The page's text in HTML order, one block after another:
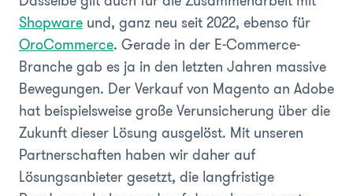
Shopware und, ganz neu seit 2022, ebenso für
OroCommerce. Gerade in der E-Commerce-
Branche gab es ja in den letzten Jahren massive
Bewegungen. Der Verkauf von Magento an Adobe
hat beispielsweise große Verunsicherung über die
Zukunft dieser Lösung ausgelöst. Mit unseren
Partnerschaften haben wir daher auf
Lösungsanbieter gesetzt, die langfristige